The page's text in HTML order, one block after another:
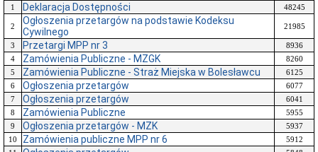
1 Deklaracja Dostępności 48245
2
Ogłoszenia przetargów na podstawie Kodeksu
Cywilnego
21985
3 Przetargi MPP nr 3
8936
4
Zamówienia Publiczne - MZGK
8260
5
Zamówienia Publiczne - Straż Miejska w Bolesławcu
6125
6
Ogłoszenia przetargów
6077
7
Ogłoszenia przetargów
6041
8
Zamówienia Publiczne
5955
9
Ogłoszenia przetargów - MZK
5937
10
Zamówienia publiczne MPP nr 6
5912